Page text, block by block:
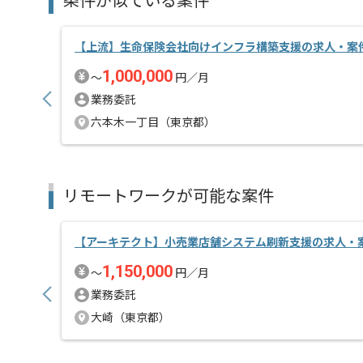
【上流】生命保険会社向けインフラ構築支援の求人・案
〜1,000,000 円／月
業務委託
六本木一丁目（東京都）
リモートワークが可能な案件
【アーキテクト】小売業店舗システム刷新支援の求人・
〜1,150,000 円／月
業務委託
大崎（東京都）